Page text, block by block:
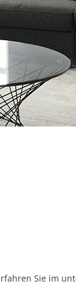
Sie im